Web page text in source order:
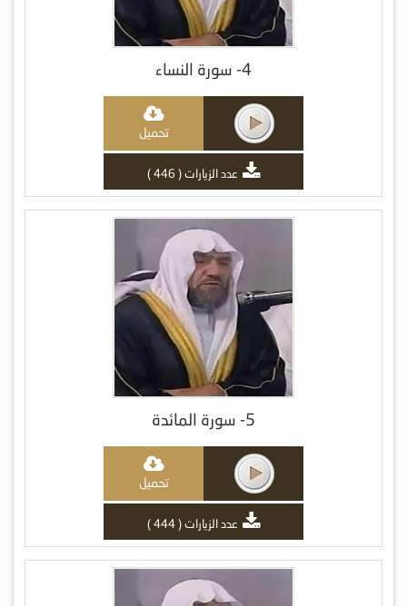
4- سورة النساء
تحميل
عدد الزيارات ( 446 )
5- سورة المائدة
تحميل
عدد الزيارات ( 444 )